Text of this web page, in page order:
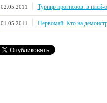
02.05.2011 Турнир прогнозов: в
01.05.2011 Первомай. Кто на